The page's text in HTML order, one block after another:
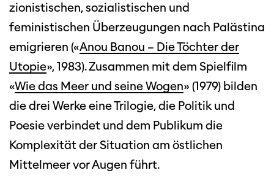
zionistischen, sozialistischen und
feministischen Überzeugungen nach Palästina
emigrieren («Anou Banou – Die Töchter der
Utopie», 1983). Zusammen mit dem Spielfilm
«Wie das Meer und seine Wogen» (1979) bilden
die drei Werke eine Trilogie, die Politik und
Poesie verbindet und dem Publikum die
Komplexität der Situation am östlichen
Mittelmeer vor Augen führt.